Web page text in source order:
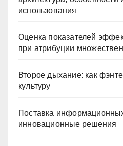
использования
Оценка показателей
при атрибуции
Второе дыхание: как
культуру
Поставка
инновационные решения